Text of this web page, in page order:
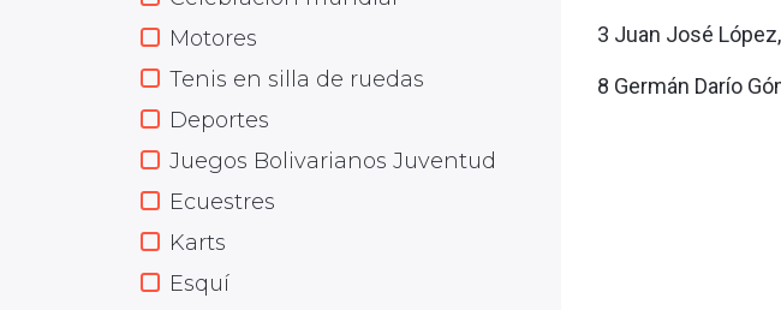
Motores
Tenis en silla de ruedas
Deportes
Juegos Bolivarianos Juventud
Ecuestres
Karts
Esquí
3 Juan José
8 Germán Darío